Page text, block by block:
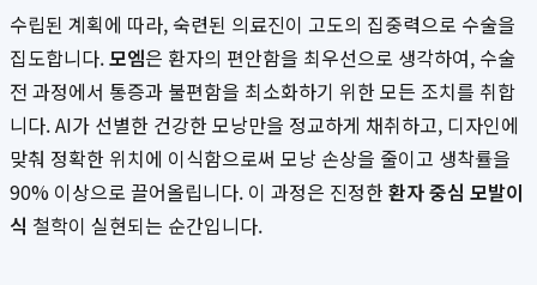
수립된 계획에 따라, 숙련된 의료진이 고도의 집중력으로 수술을
집도합니다.모엠은 환자의 편안함을 최우선으로 생각하여, 수술
전 과정에서 통증과 불편함을 최소화하기 위한 모든 조치를 취합
니다. AI가 선별한 건강한 모낭만을 정교하게 채취하고, 디자인에
맞춰 정확한 위치에 이식함으로써 모낭 손상을 줄이고 생착률을
90% 이상으로 끌어올립니다. 이 과정은 진정한환자 중심 모발이
식 철학이 실현되는 순간입니다.